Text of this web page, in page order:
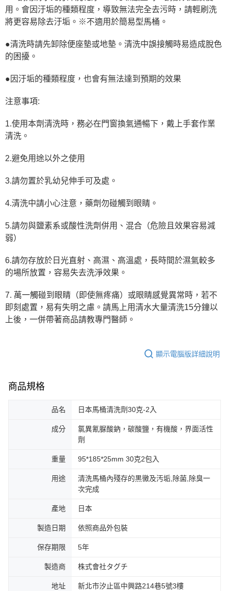
用。會因汙垢的種類程度，導致無法完全去污時，請輕刷洗
將更容易除去汙垢。※不適用於簡易型馬桶。
●清洗時請先卸除便座墊或地墊。清洗中誤接觸時易造成脫色
的困擾。
●因汙垢的種類程度，也會有無法達到預期的效果
注意事項:
1.使用本劑清洗時，務必在門窗換氣通暢下，戴上手套作業
清洗。
2.避免用途以外之使用
3.請勿置於乳幼兒伸手可及處。
4.清洗中請小心注意，藥劑勿碰觸到眼睛。
5.請勿與鹽素系或酸性洗劑併用、混合（危險且效果容易減
弱）
6.請勿存放於日光直射、高濕、高溫處，長時間於濕氣較多
的場所放置，容易失去洗淨效果。
7. 萬一觸碰到眼睛（即使無疼痛）或眼睛感覺異常時，若不
即刻處置，易有失明之慮。請馬上用清水大量清洗15分鐘以
上後，一併帶著商品請教專門醫師。
顯示電腦版詳細說明
商品規格
品名 日本馬桶清洗劑30克-2入
成分
氯異氰脲酸鈉，碳酸鹽，有機酸，界面活性
劑
重量 95*185*25mm 30克2包入
用途
清洗馬桶內殘存的黒黴及汚垢,除菌,除臭一
次完成
產地 日本
製造日期 依照商品外包裝
保存期限 5年
製造商 株式會社タグチ
地址 新北市汐止區中興路214巷5號3樓